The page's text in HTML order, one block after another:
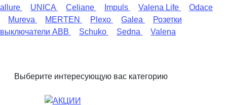
allure
UNICA Celiane Impuls Valena Life
Odace
Mureva
MERTEN Plexo Galea
Розетки
выключатели ABB
Schuko Sedna Valena
Выберите интересующую вас категорию